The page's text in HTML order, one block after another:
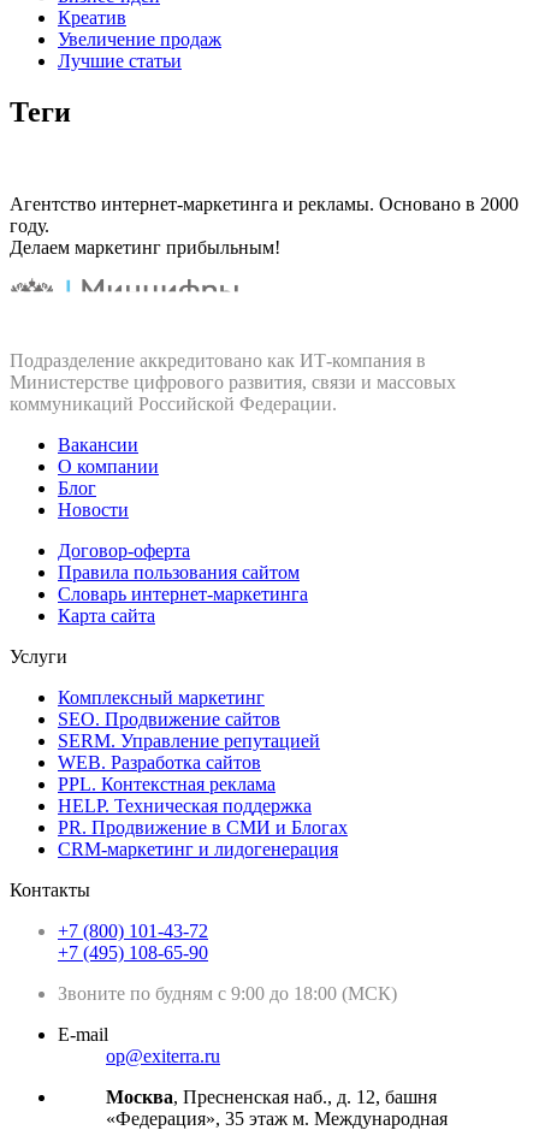
Креатив
Увеличение продаж
Лучшие статьи
Теги
Агентство интернет-маркетинга и рекламы. Основано в 2000
году.
Делаем маркетинг прибыльным!
Подразделение аккредитовано как ИТ‑компания в
Министерстве цифрового развития, связи и массовых
коммуникаций Российской Федерации.
Вакансии
О компании
Блог
Новости
Договор-оферта
Правила пользования сайтом
Словарь интернет-маркетинга
Карта сайта
Услуги
Комплексный маркетинг
SEO. Продвижение сайтов
SERM. Управление репутацией
WEB. Разработка сайтов
PPL. Контекстная реклама
HELP. Техническая поддержка
PR. Продвижение в СМИ и Блогах
CRM-маркетинг и лидогенерация
Контакты
+7 (800) 101-43-72
+7 (495) 108-65-90
Звоните по будням с 9:00 до 18:00 (МСК)
E-mail
op@exiterra.ru
Москва, Пресненская наб., д. 12, башня
«Федерация», 35 этаж м. Международная